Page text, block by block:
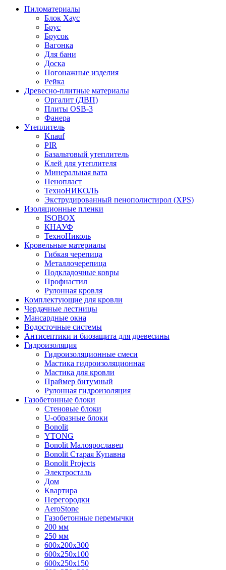
Пиломатериалы
Блок Хаус
Брус
Брусок
Вагонка
Для бани
Доска
Погонажные изделия
Рейка
Древесно-плитные материалы
Оргалит (ДВП)
Плиты OSB-3
Фанера
Утеплитель
Knauf
PIR
Базальтовый утеплитель
Клей для утеплителя
Минеральная вата
Пенопласт
ТехноНИКОЛЬ
Экструдированный пенополистирол (XPS)
Изоляционные пленки
ISOBOX
КНАУФ
ТехноНиколь
Кровельные материалы
Гибкая черепица
Металлочерепица
Подкладочные ковры
Профнастил
Рулонная кровля
Комплектующие для кровли
Чердачные лестницы
Мансардные окна
Водосточные системы
Антисептики и биозащита для древесины
Гидроизоляция
Гидроизоляционные смеси
Мастика гидроизоляционная
Мастика для кровли
Праймер битумный
Рулонная гидроизоляция
Газобетонные блоки
Стеновые блоки
U-образные блоки
Bonolit
YTONG
Bonolit Малоярославец
Bonolit Старая Купавна
Bonolit Projects
Электросталь
Дом
Квартира
Перегородки
AeroStone
Газобетонные перемычки
200 мм
250 мм
600x200x300
600x250x100
600x250x150